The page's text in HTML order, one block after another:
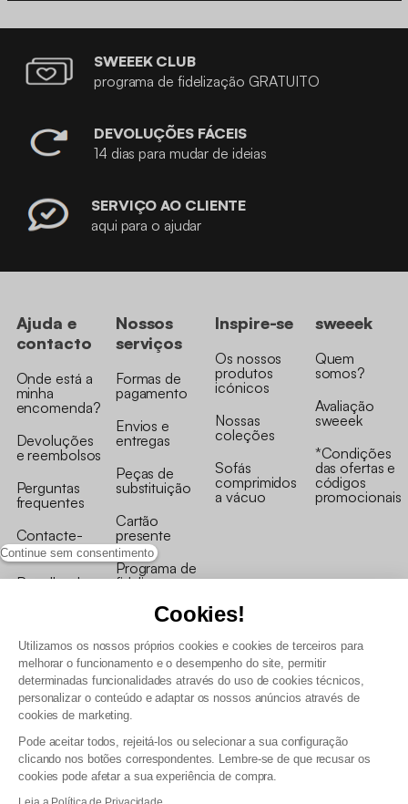
Continue sem consentimento
Cookies!
Utilizamos os nossos próprios cookies e cookies de terceiros para
melhorar o funcionamento e o desempenho do site, permitir
determinadas funcionalidades através do uso de cookies técnicos,
personalizar o conteúdo e adaptar os nossos anúncios através de
cookies de marketing.
Pode aceitar todos, rejeitá-los ou selecionar a sua configuração
clicando nos botões correspondentes. Lembre-se de que recusar os
cookies pode afetar a sua experiência de compra.
SWEEEK CLUB
programa de fidelização GRATUITO
DEVOLUÇÕES FÁCEIS
14 dias para mudar de ideias
SERVIÇO AO CLIENTE
aqui para o ajudar
Ajuda e
contacto
Onde está a
minha
encomenda?
Devoluções
e reembolsos
Perguntas
frequentes
Contacte-
nos
Recolha de
Nossos
serviços
Formas de
pagamento
Envios e
entregas
Peças de
substituição
Cartão
presente
Programa de
fidelizaçao
Inspire-se
Os nossos
produtos
icónicos
Nossas
coleções
Sofás
comprimidos
a vácuo
sweeek
Quem
somos?
Avaliação
sweeek
*Condições
das ofertas e
códigos
promocionais
Termos e Condições Gerais de Venda e Aviso Legal
Gestão de dados pessoais e política de cookies
Termos e condições gerais de venda pro
Declaração de Acessibilidade